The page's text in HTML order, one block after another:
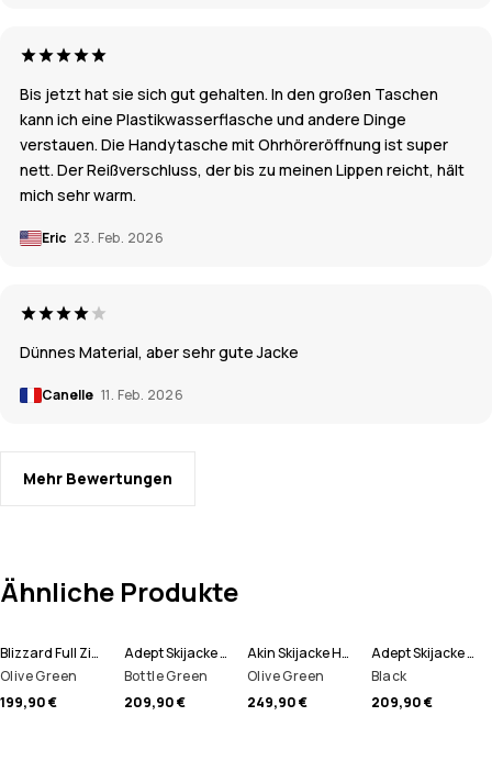
Bis jetzt hat sie sich gut gehalten. In den großen Taschen
kann ich eine Plastikwasserflasche und andere Dinge
verstauen. Die Handytasche mit Ohrhöreröffnung ist super
nett. Der Reißverschluss, der bis zu meinen Lippen reicht, hält
mich sehr warm.
Eric 23. Feb. 2026
Dünnes Material, aber sehr gute Jacke
Canelle 11. Feb. 2026
Mehr Bewertungen
Ähnliche Produkte
Blizzard Full Zip Skijacke Herren
Olive Green
199,90 €
Adept Skijacke Herren
Bottle Green
209,90 €
Akin Skijacke Herren
Olive Green
249,90 €
Adept Skijacke Herren
Black
209,90 €